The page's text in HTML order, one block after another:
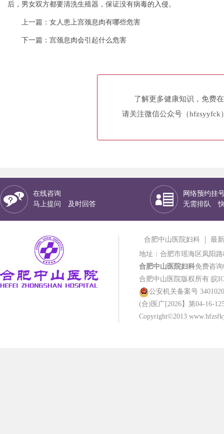
后，男女双方都要清洗生殖器，保证没有病毒的入侵。
上一篇： 女人患上宫颈息肉有哪些危害
下一篇： 宫颈息肉会引起什么危害
了解更多健康知识，免费
请关注微信公众号（hfzsyyfck
在线咨询
马上提问 及时回答
网络预约挂
无需排队
合肥中山医院妇科
最
地址：合肥市瑶海区凤阳路
合肥中山医院妇科免费咨询
合肥中山医院版权所有 皖
公安机关备案号
(合)医广[2026】第04-16-
Copyright©2013